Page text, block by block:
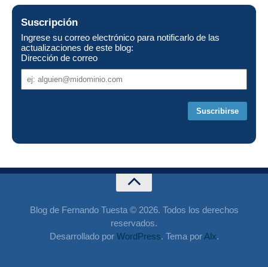
Suscripción
Ingrese su correo electrónico para notificarlo de las
actualizaciones de este blog:
Dirección de correo
de
Blog de Fernando Tuesta © 2026. Todos los derechos
reservados.
Desarrollado por WordPress. Tema porAlx.